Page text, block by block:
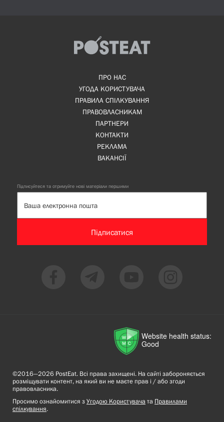
ПРО НАС
УГОДА КОРИСТУВАЧА
ПРАВИЛА СПІЛКУВАННЯ
ПРАВОВЛАСНИКАМ
ПАРТНЕРИ
КОНТАКТИ
РЕКЛАМА
ВАКАНСІЇ
Підписуйтеся та отримуйте нові матеріали першими
Підписатися
Website health status:
Good
©2016—2026 PostEat. Всі права захищені. На сайті забороняється
розміщувати контент, на який ви не маєте прав і / або згоди
правовласника.
Просимо ознайомитися з Угодою Користувача та Правилами
спілкування.